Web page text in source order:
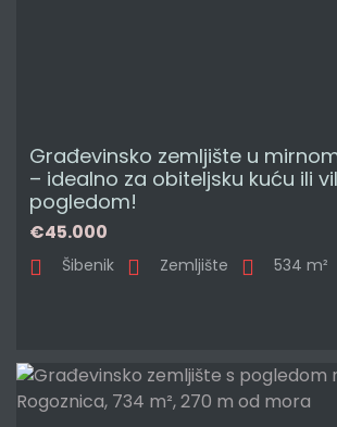
Građevinsko zemljište u
– idealno za obiteljsku kuću ili
pogledom!
€45.000
Šibenik Zemljište 534 m²